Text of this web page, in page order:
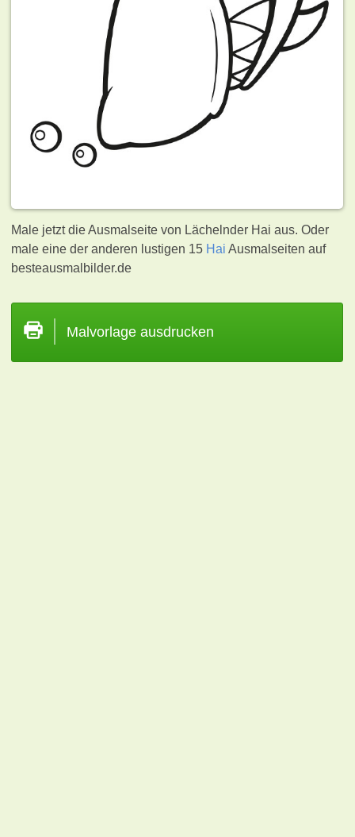
Male jetzt die Ausmalseite von Lächelnder Hai aus. Oder
male eine der anderen lustigen 15 Hai Ausmalseiten auf
besteausmalbilder.de
Malvorlage ausdrucken